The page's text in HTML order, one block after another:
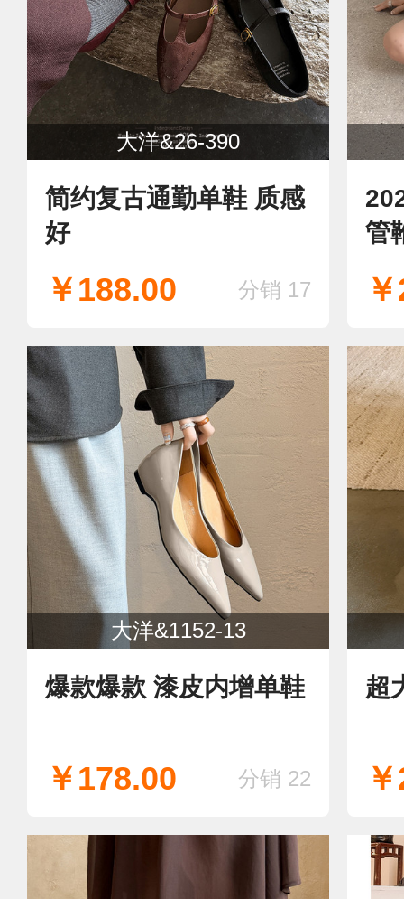
大洋&26-390
简约复古通勤单鞋 质感
好
￥188.00 分销 17
管
大洋&1152-13
爆款爆款 漆皮内增单鞋
￥178.00 分销 22
超